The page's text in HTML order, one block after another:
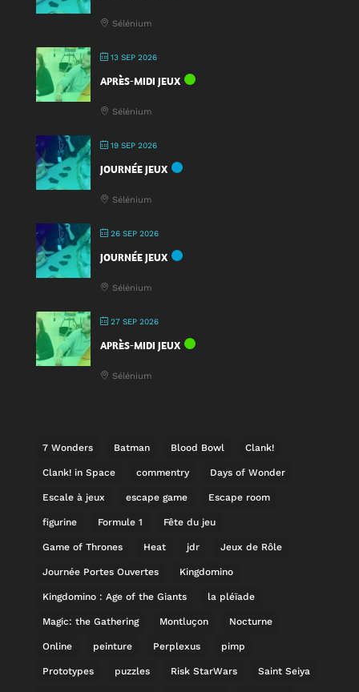
Sélénium
13 SEP 2026
APRÈS-MIDI JEUX
Sélénium
19 SEP 2026
JOURNÉE JEUX
Sélénium
26 SEP 2026
JOURNÉE JEUX
Sélénium
27 SEP 2026
APRÈS-MIDI JEUX
Sélénium
7 Wonders Batman Blood Bowl Clank!
Clank! in Space commentry Days of Wonder
Escale à jeux escape game Escape room
figurine Formule 1 Fête du jeu
Game of Thrones Heat jdr Jeux de Rôle
Journée Portes Ouvertes Kingdomino
Kingdomino : Age of the Giants la pléïade
Magic: the Gathering Montluçon Nocturne
Online peinture Perplexus pimp
Prototypes puzzles Risk StarWars Saint Seiya